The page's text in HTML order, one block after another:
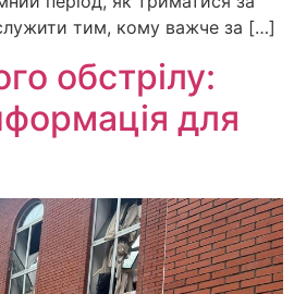
тим, кому важче за […]
обстрілу:
для